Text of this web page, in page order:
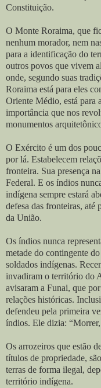
Constituição.
O Monte Roraima, que
nenhum morador, nem
para a identificação do
outros povos que vivem
onde, segundo suas
Roraima está para eles
Oriente Médio, está para
importância que nos
monumentos
O Exército é um dos
por lá. Estabelecem
fronteira. Sua presença
Federal. E os índios
indígena sempre estará
defesa das fronteiras, até
da União.
Os índios nunca
metade do contingente
soldados indígenas.
invadiram o território do
avisaram a Funai, que
relações históricas.
defendeu pela primeira
índios. Ele dizia:
Os arrozeiros que estão
títulos de propriedade,
terras de forma ilegal,
território indígena.